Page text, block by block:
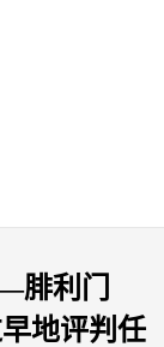
腓利门
地评判任